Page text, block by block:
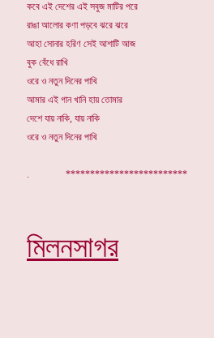
কবে এই দেশের এই সবুজ মাটির পরে
রাঙা আলোর কণা পড়বে ঝরে ঝরে
আহা সোনার হরিণ সেই আশাটি আজ
বুক বেঁধে রাখি
ওরে ও নতুন দিনের পাখি
আমার এই গান খানি হায় তোমার
দেশে যায় নাকি, যায় নাকি
ওরে ও নতুন দিনের পাখি
.
মিলনসাগর